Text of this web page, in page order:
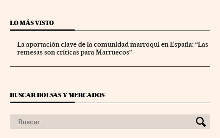
LO MÁS VISTO
La aportación clave de la comunidad marroquí en España: “Las
remesas son críticas para Marruecos”
BUSCAR BOLSAS Y MERCADOS